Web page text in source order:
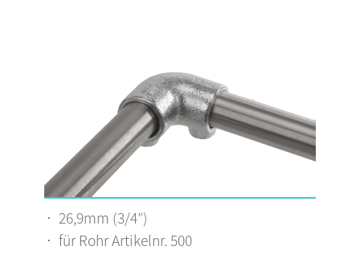
26,9mm (3/4″)
für Rohr Artikelnr. 500